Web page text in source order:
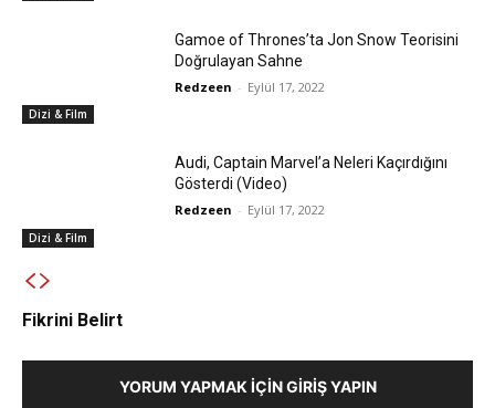
Dizi & Film
Gamoe of Thrones’ta Jon Snow Teorisini
Doğrulayan Sahne
Redzeen - Eylül 17, 2022
Dizi & Film
Audi, Captain Marvel’a Neleri Kaçırdığını
Gösterdi (Video)
Redzeen - Eylül 17, 2022
Fikrini Belirt
YORUM YAPMAK İÇIN GIRIŞ YAPIN